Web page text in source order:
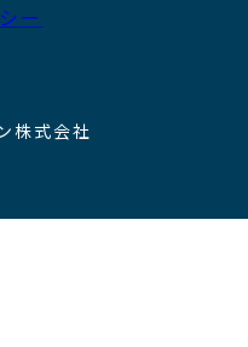
ー
株式会社